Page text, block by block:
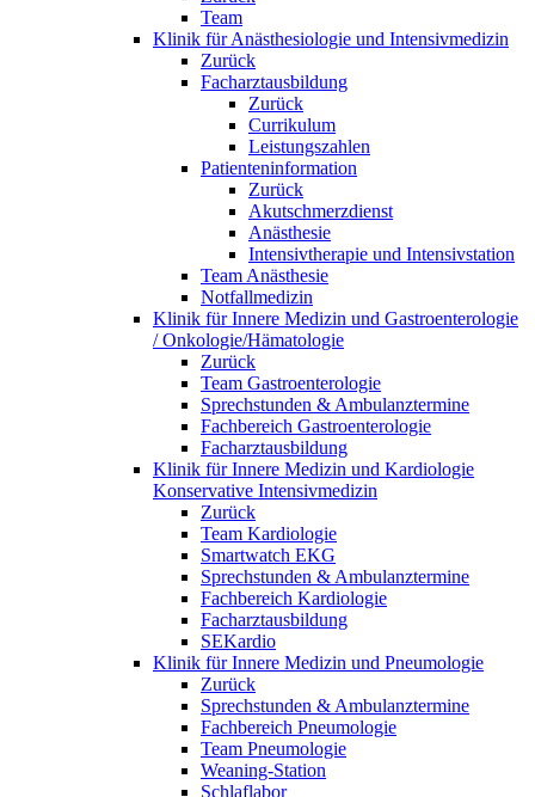
Team
Klinik für Anästhesiologie und Intensivmedizin
Zurück
Facharztausbildung
Zurück
Currikulum
Leistungszahlen
Patienteninformation
Zurück
Akutschmerzdienst
Anästhesie
Intensivtherapie und Intensivstation
Team Anästhesie
Notfallmedizin
Klinik für Innere Medizin und Gastroenterologie
/ Onkologie/Hämatologie
Zurück
Team Gastroenterologie
Sprechstunden & Ambulanztermine
Fachbereich Gastroenterologie
Facharztausbildung
Klinik für Innere Medizin und Kardiologie
Konservative Intensivmedizin
Zurück
Team Kardiologie
Smartwatch EKG
Sprechstunden & Ambulanztermine
Fachbereich Kardiologie
Facharztausbildung
SEKardio
Klinik für Innere Medizin und Pneumologie
Zurück
Sprechstunden & Ambulanztermine
Fachbereich Pneumologie
Team Pneumologie
Weaning-Station
Schlaflabor